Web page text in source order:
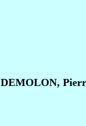
DEMOLON,